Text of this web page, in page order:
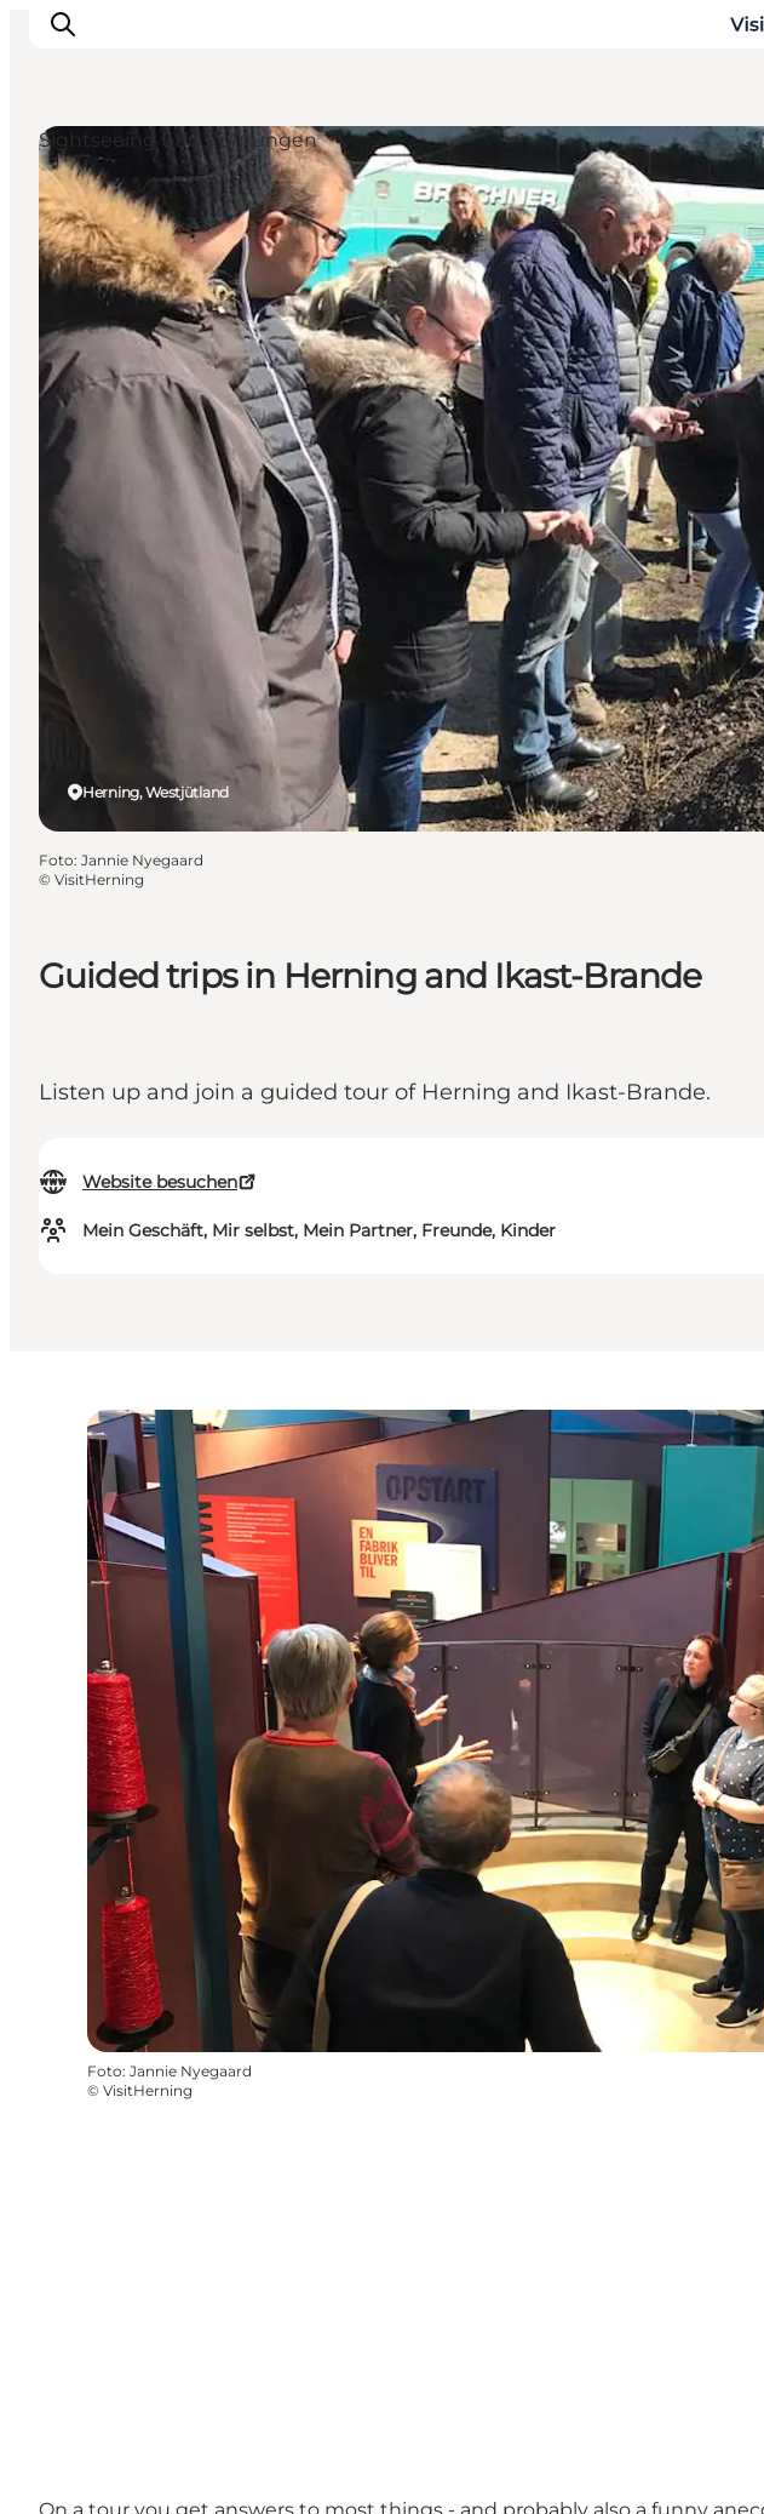
Inspiration
Regionen
Erlebnisse
Unterkünfte
Reiseplanung
Guided trips in Herning and Ikast-Brande
Listen up and join a guided tour of Herning and Ikast-Brande.
Website besuchen
Mein Geschäft, Mir selbst, Mein Partner, Freunde, Kinder
Herning, Westjütland
Sightseeing und Führungen
Foto: Jannie Nyegaard
© VisitHerning
Foto: Jannie Nyegaard
© VisitHerning